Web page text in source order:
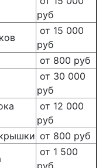
руб
от 15 000
руб
от 800 руб
от 30 000
руб
от 12 000
руб
от 800 руб
от 1 500
руб